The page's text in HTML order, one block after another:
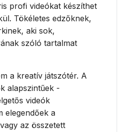
profi videókat készíthet
Tökéletes edzőknek,
aki sok,
szóló tartalmat
a kreatív játszótér. A
alapszintűek -
videók
elegendőek a
az összetett